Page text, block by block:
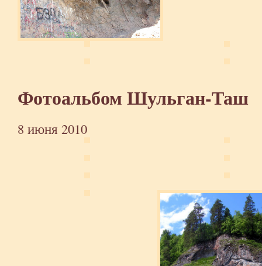
Фотоальбом Шульган-Таш
8 июня 2010